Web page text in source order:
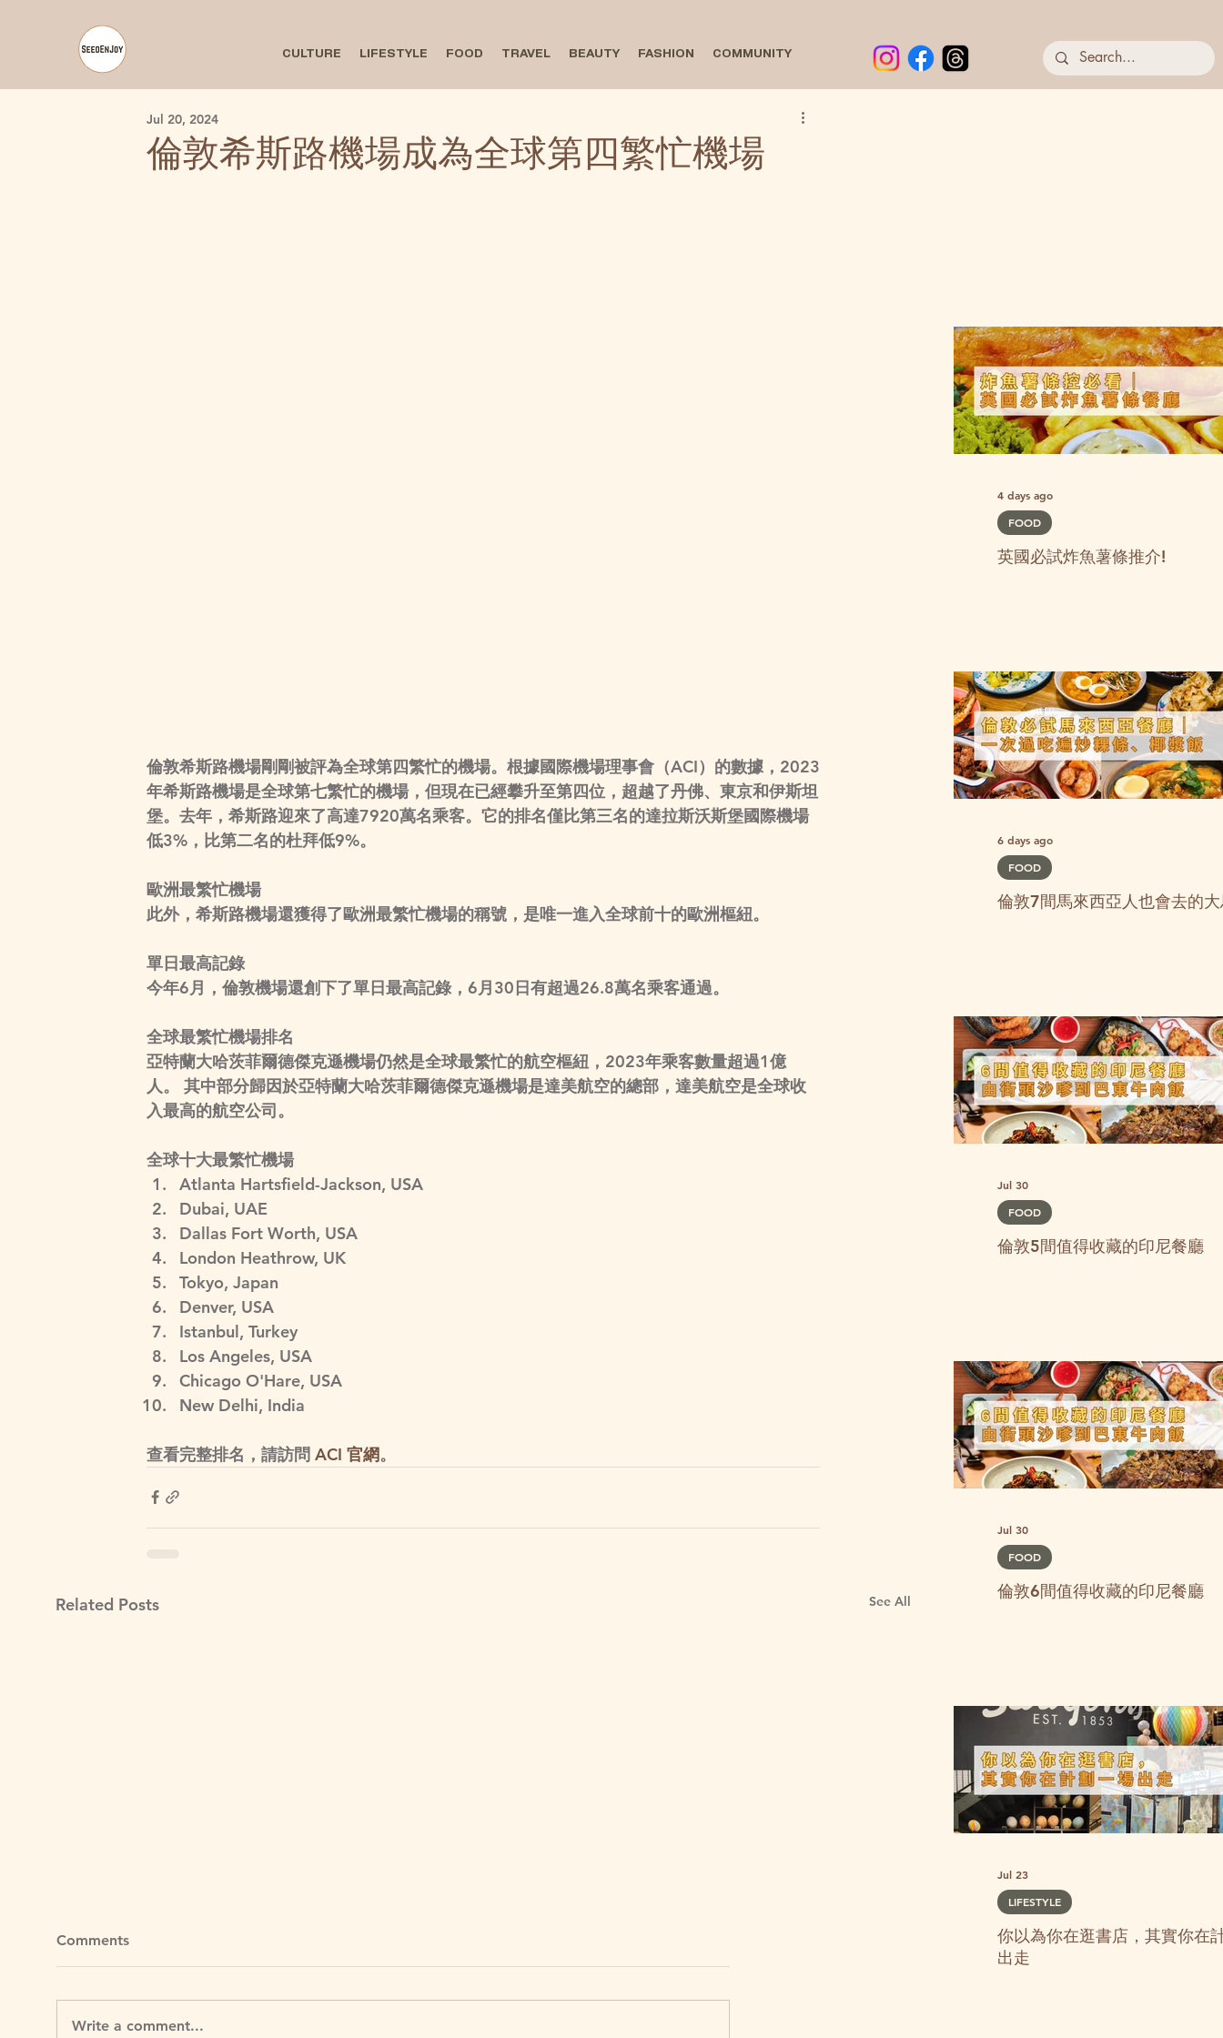
CULTURE LIFESTYLE FOOD TRAVEL BEAUTY FASHION COMMUNITY
倫敦希斯路機場成為全球第四繁忙機場
Jul 20, 2024
倫敦希斯路機場剛剛被評為全球第四繁忙的機場。根據國際機場理事會（ACI）的數據，2023
年希斯路機場是全球第七繁忙的機場，但現在已經攀升至第四位，超越了丹佛、東京和伊斯坦
堡。去年，希斯路迎來了高達7920萬名乘客。它的排名僅比第三名的達拉斯沃斯堡國際機場
低3%，比第二名的杜拜低9%。
歐洲最繁忙機場
此外，希斯路機場還獲得了歐洲最繁忙機場的稱號，是唯一進入全球前十的歐洲樞紐。
單日最高記錄
今年6月，倫敦機場還創下了單日最高記錄，6月30日有超過26.8萬名乘客通過。
全球最繁忙機場排名
亞特蘭大哈茨菲爾德傑克遜機場仍然是全球最繁忙的航空樞紐，2023年乘客數量超過1億
人。 其中部分歸因於亞特蘭大哈茨菲爾德傑克遜機場是達美航空的總部，達美航空是全球收
入最高的航空公司。
全球十大最繁忙機場
Atlanta Hartsfield-Jackson, USA
Dubai, UAE
Dallas Fort Worth, USA
London Heathrow, UK
Tokyo, Japan
Denver, USA
Istanbul, Turkey
Los Angeles, USA
Chicago O'Hare, USA
New Delhi, India
查看完整排名，請訪問 ACI 官網。
Related Posts See All
Comments
Write a comment...
英國必試炸魚薯條推介!
FOOD
4 days ago
倫敦7間馬來西亞人也會去的
FOOD
6 days ago
倫敦5間值得收藏的印尼餐廳
FOOD
Jul 30
倫敦6間值得收藏的印尼餐廳
FOOD
Jul 30
你以為你在逛書店，其實你在
出走
LIFESTYLE
Jul 23